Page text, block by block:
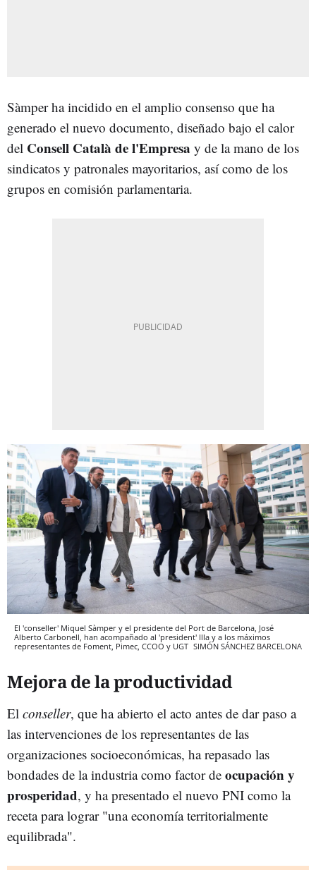
Sàmper ha incidido en el amplio consenso que ha
generado el nuevo documento, diseñado bajo el calor
del Consell Català de l'Empresa y de la mano de los
sindicatos y patronales mayoritarios, así como de los
grupos en comisión parlamentaria.
El 'conseller' Miquel Sàmper y el presidente del Port de Barcelona, José
Alberto Carbonell, han acompañado al 'president' Illa y a los máximos
representantes de Foment, Pimec, CCOO y UGT SIMÓN SÁNCHEZ BARCELONA
Mejora de la productividad
El conseller, que ha abierto el acto antes de dar paso a
las intervenciones de los representantes de las
organizaciones socioeconómicas, ha repasado las
bondades de la industria como factor de ocupación y
prosperidad, y ha presentado el nuevo PNI como la
receta para lograr "una economía territorialmente
equilibrada".